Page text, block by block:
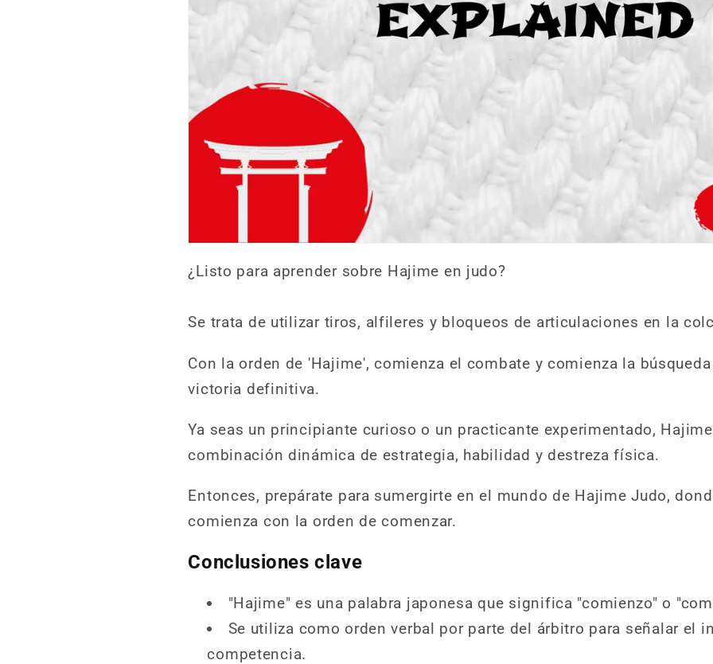
¿Listo para aprender sobre Hajime en judo?
Se trata de utilizar tiros, alfileres y bloqueos de articulaciones en la
Con la orden de 'Hajime', comienza el combate y comienza la
victoria definitiva.
Ya seas un principiante curioso o un practicante experimentado,
combinación dinámica de estrategia, habilidad y destreza física.
Entonces, prepárate para sumergirte en el mundo de Hajime Judo,
comienza con la orden de comenzar.
Conclusiones clave
"Hajime" es una palabra japonesa que significa "comienzo" o
Se utiliza como orden verbal por parte del árbitro para señalar el
competencia.